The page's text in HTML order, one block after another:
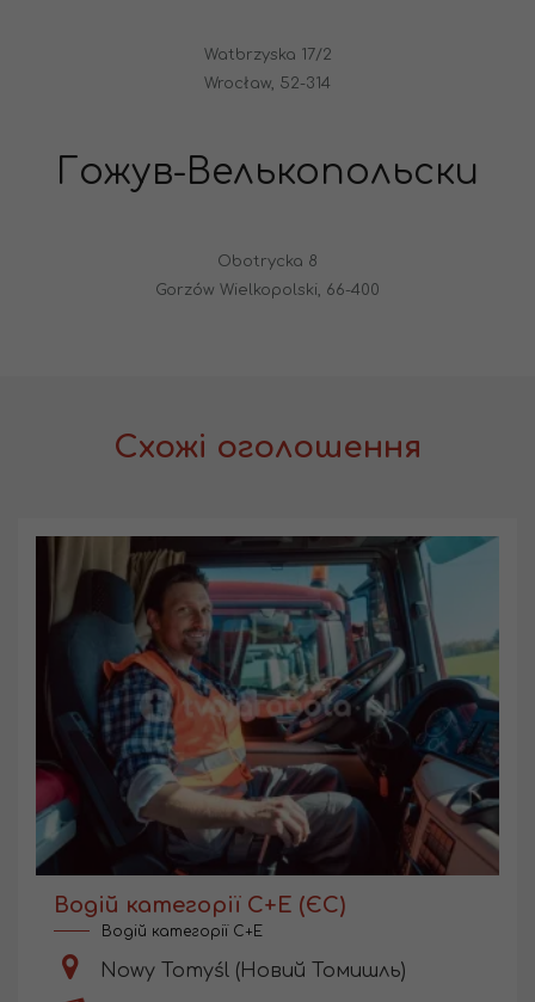
Watbrzyska 17/2
Wrocław, 52-314
Гожув-Велькопольски
Obotrycka 8
Gorzów Wielkopolski, 66-400
Схожі оголошення
Водій категорії С+Е (ЄС)
Водій категорії C+E
Nowy Tomyśl (Новий Томишль)